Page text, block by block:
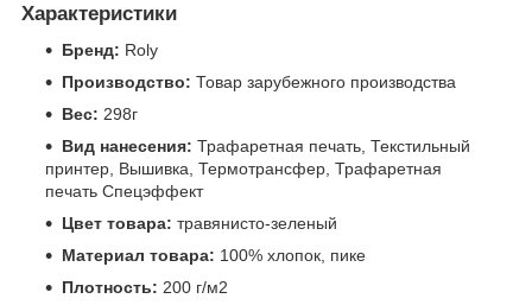
Характеристики
Бренд: Roly
Производство: Товар зарубежного производства
Вес: 298г
Вид нанесения: Трафаретная печать, Текстильный
принтер, Вышивка, Термотрансфер, Трафаретная
печать Спецэффект
Цвет товара: травянисто-зеленый
Материал товара: 100% хлопок, пике
Плотность: 200 г/м2